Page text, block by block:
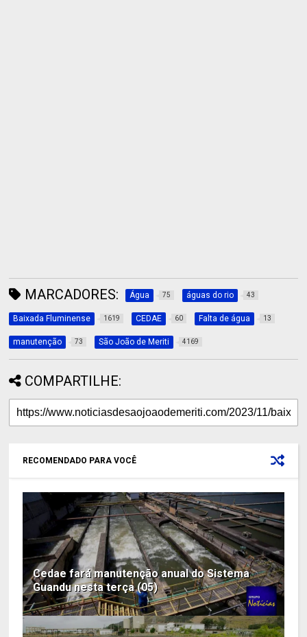
MARCADORES: Água 75 águas do rio 43
Baixada Fluminense 1619 CEDAE 60 Falta de água 13
manutenção 73 São João de Meriti 4169
COMPARTILHE:
RECOMENDADO PARA VOCÊ
Cedae fará manutenção anual do Sistema
Guandu nesta terça (05)